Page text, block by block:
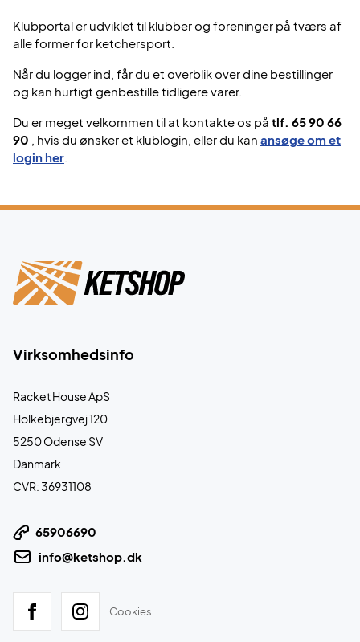
Klubportal er udviklet til klubber og foreninger på tværs af
alle former for ketchersport.
Når du logger ind, får du et overblik over dine bestillinger
og kan hurtigt genbestille tidligere varer.
Du er meget velkommen til at kontakte os på tlf. 65 90 66
90
, hvis du ønsker et klublogin, eller du kan ansøge om et
login her
Virksomhedsinfo
Racket House ApS
Holkebjergvej 120
5250 Odense SV
Danmark
CVR: 36931108
65906690
info@ketshop.dk
Cookies